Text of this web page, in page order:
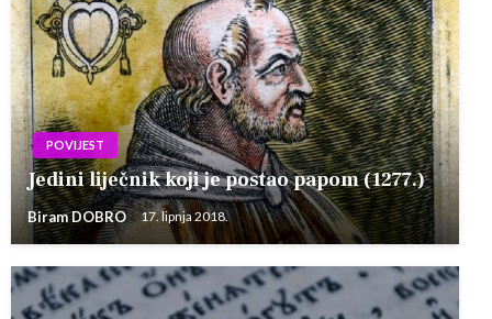
POVIJEST
Jedini liječnik koji je postao papom (1277.)
Biram DOBRO 17. lipnja 2018.